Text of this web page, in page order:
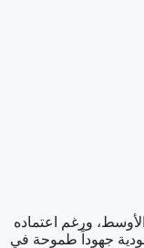
ورغم اعتماده
جهوداً طموحة في